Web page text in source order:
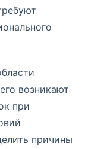
возникают
при
причины